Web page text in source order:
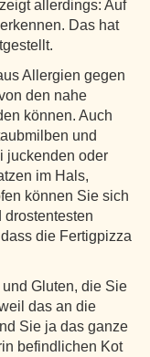
allerdings: Auf
Das hat
Allergien gegen
den nahe
können. Auch
und
juckenden oder
im Hals,
können Sie sich
die Fertigpizza
Gluten, die Sie
das an die
Sie ja das ganze
befindlichen Kot